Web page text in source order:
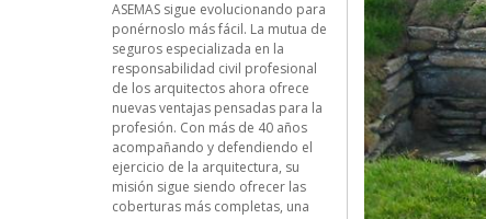
ASEMAS sigue evolucionando para
ponérnoslo más fácil. La mutua de
seguros especializada en la
responsabilidad civil profesional
de los arquitectos ahora ofrece
nuevas ventajas pensadas para la
profesión. Con más de 40 años
acompañando y defendiendo el
ejercicio de la arquitectura, su
misión sigue siendo ofrecer las
coberturas más completas, una